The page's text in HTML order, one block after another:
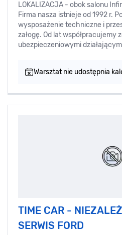
LOKALIZACJA - obok salonu
Firma nasza istnieje od 1992 r.
wysposażenie techniczne i
załogę. Od lat współpracujemy
ubezpieczeniowymi
Warsztat nie udostępnia
TIME CAR -
SERWIS FORD